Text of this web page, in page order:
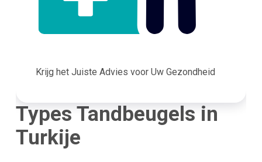
Krijg het Juiste Advies voor Uw Gezondheid
Types Tandbeugels in
Turkije